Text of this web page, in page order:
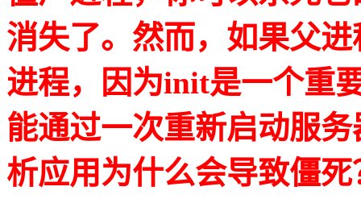
消失了。然而，如果父
进程，因为init是一个重
能通过一次重新启动服
析应用为什么会导致僵死